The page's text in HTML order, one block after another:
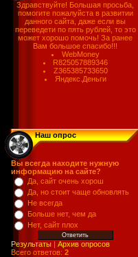
Здравствуйте! Большая просьба,
помогите пожалуйста в развитии
данного сайта, даже если вы
переведети по пять рублей, то это
может хорошо помочь! За ранее
Вам большое спасибо!!!
WebMoney
R825057889346
Z365385733650
Яндекс.Деньги
Наш опрос
Вы всегда находите нужную
информацию на сайте?
Да, сайт очень хорош
Да, но стоит чаще обновлять
Не всегда
Больше нет, чем да
Нет, сайт плох
Результаты | Архив опросов
Всего ответов: 2